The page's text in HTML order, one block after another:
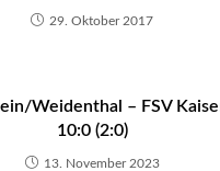
29. Oktober 2017
Weidenthal – FSV
10:0 (2:0)
13. November 2023